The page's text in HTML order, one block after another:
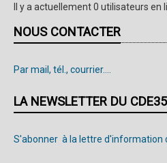
Il y a actuellement 0 utilisateurs en
NOUS CONTACTER
Par mail, tél., courrier....
LA NEWSLETTER DU CDE35
S'abonner à la lettre d'information